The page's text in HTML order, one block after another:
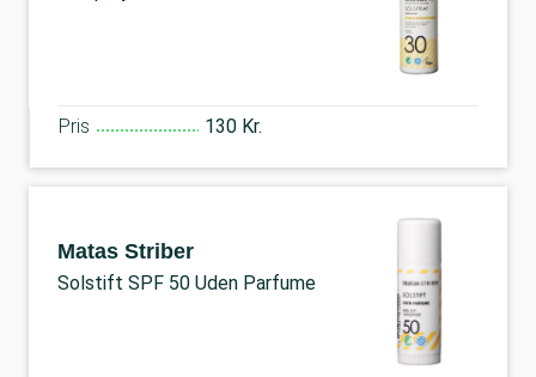
Pris 130 Kr.
Matas Striber
Solstift SPF 50 Uden Parfume